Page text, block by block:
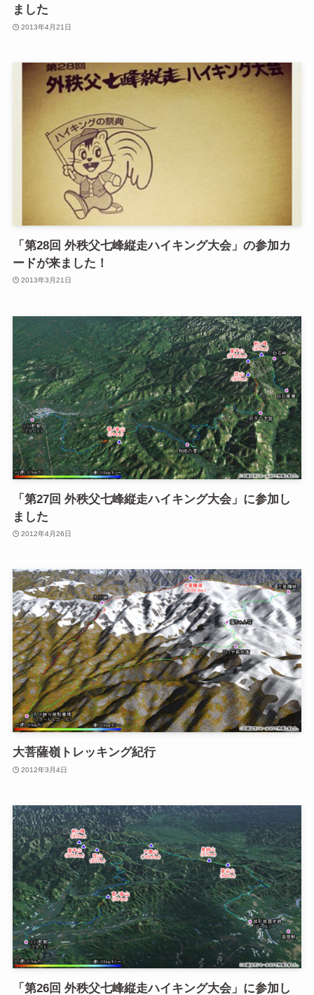
ました
2013年4月21日
「第28回 外秩父七峰縦走ハイキング大会」の参加カ
ードが来ました！
2013年3月21日
「第27回 外秩父七峰縦走ハイキング大会」に参加し
ました
2012年4月26日
大菩薩嶺トレッキング紀行
2012年3月4日
「第26回 外秩父七峰縦走ハイキング大会」に参加し